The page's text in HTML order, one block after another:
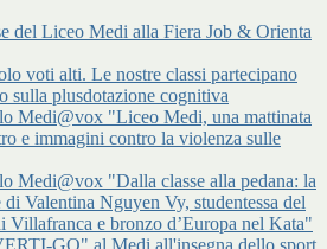
del Liceo Medi alla Fiera Job & Orienta
voti alti. Le nostre classi partecipano
sulla plusdotazione cognitiva
Medi@vox "Liceo Medi, una mattinata
e immagini contro la violenza sulle
Medi@vox "Dalla classe alla pedana: la
Valentina Nguyen Vy, studentessa del
Villafranca e bronzo d’Europa nel Kata"